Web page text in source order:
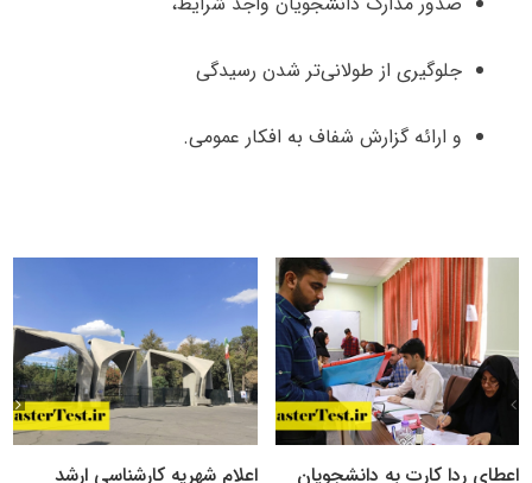
جلوگیری از طولانی‌تر شدن رسیدگی
و ارائه گزارش شفاف به افکار عمومی.
اعطای ردا کارت به دانشجویان
اعلام شهریه کارشناسی ارشد